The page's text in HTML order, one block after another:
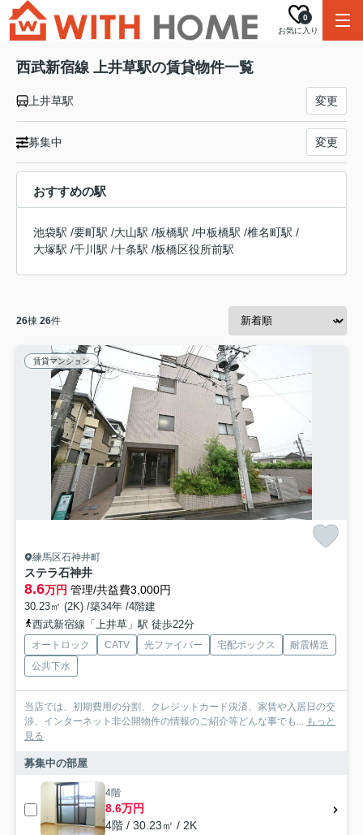
お気に入り
0
西武新宿線 上井草駅の賃貸物件一覧
上井草駅 変更
募集中 変更
おすすめの駅
池袋駅 /要町駅 /大山駅 /板橋駅 /中板橋駅 /椎名町駅 /
大塚駅 /千川駅 /十条駅 /板橋区役所前駅
26棟 26件
賃貸マンション
練馬区石神井町
ステラ石神井
8.6万円 管理/共益費3,000円
30.23㎡ (2K) /築34年 /4階建
西武新宿線「上井草」駅 徒歩22分
オートロック CATV 光ファイバー 宅配ボックス
耐震構造
公共下水
当店では、初期費用の分割、クレジットカード決済、家賃や入居日の交
渉、インターネット非公開物件の情報のご紹介等どんな事でも... もっと
見る
募集中の部屋
4階
8.6万円
4階 / 30.23㎡ / 2K